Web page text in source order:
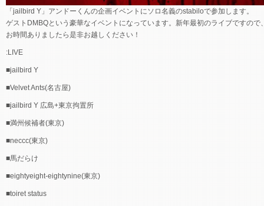
「jailbird Y」アンドーくんの企画イベントにソロ名義のstabiloで参加します。
ゲストDMBQという豪華なイベントになっています。新年最初のライブですので
お時間ありましたら是非お越しください！
:LIVE
■jailbird Y
■Velvet Ants(名古屋)
■jailbird Y 広島+東京拘置所
■満州候補者(東京)
■neccc(東京)
■馬だらけ
■eightyeight-eightynine(東京)
■toiret status